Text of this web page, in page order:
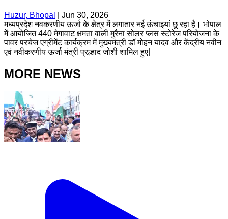
Huzur, Bhopal
Jun 30, 2026
मध्यप्रदेश नवकरणीय ऊर्जा के क्षेत्र में लगातार नई ऊंचाइयां छू रहा है। भोपाल
में आयोजित 440 मेगावाट क्षमता वाली मुरैना सोलर प्लस स्टोरेज परियोजना के
पावर परचेज एग्रीमेंट कार्यक्रम में मुख्यमंत्री डॉ मोहन यादव और केंद्रीय नवीन
एवं नवीकरणीय ऊर्जा मंत्री प्रल्हाद जोशी शामिल हुए|
MORE NEWS